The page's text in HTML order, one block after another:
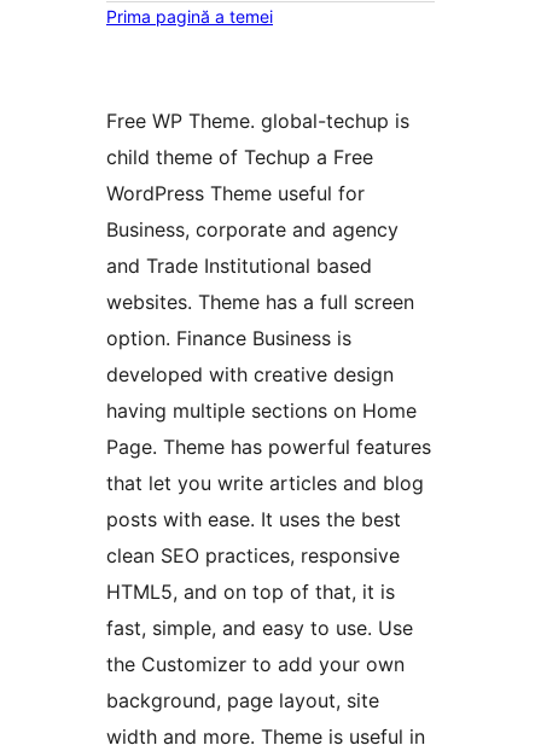
Prima pagină a temei
Free WP Theme. global-techup is
child theme of Techup a Free
WordPress Theme useful for
Business, corporate and agency
and Trade Institutional based
websites. Theme has a full screen
option. Finance Business is
developed with creative design
having multiple sections on Home
Page. Theme has powerful features
that let you write articles and blog
posts with ease. It uses the best
clean SEO practices, responsive
HTML5, and on top of that, it is
fast, simple, and easy to use. Use
the Customizer to add your own
background, page layout, site
width and more. Theme is useful in